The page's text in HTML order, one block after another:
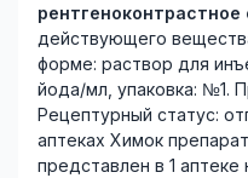
рентгеноконтрастное
действующего
форме: раствор для
йода/мл, упаковка: №1.
Рецептурный статус:
аптеках Химок
представлен в 1